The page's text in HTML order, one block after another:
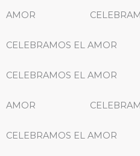
AMOR
CELEBRAMOS EL AMOR
CELEBRAMOS EL AMOR
AMOR
CELEBRAMOS EL AMOR